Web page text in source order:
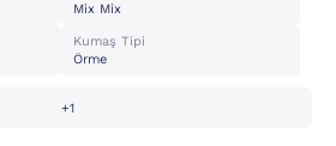
Mix Mix
Kumaş Tipi
Örme
+1